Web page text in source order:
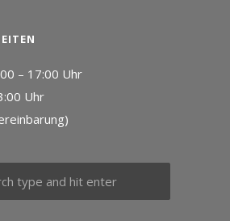
– 17:00 Uhr
Uhr